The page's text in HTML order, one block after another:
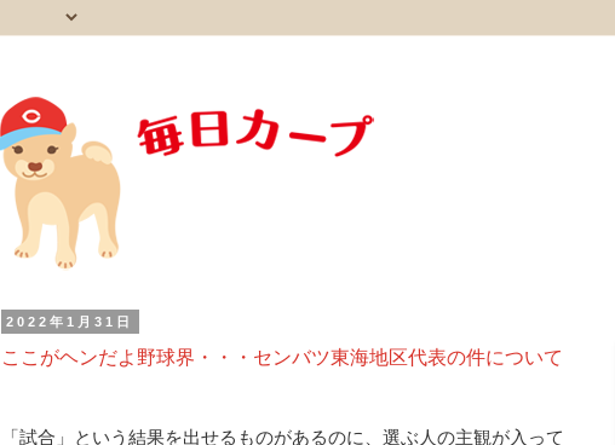
2022年1月31日
ここがヘンだよ野球界・・・センバツ東海地区代表の件について
「試合」という結果を出せるものがあるのに、選ぶ人の主観が入って